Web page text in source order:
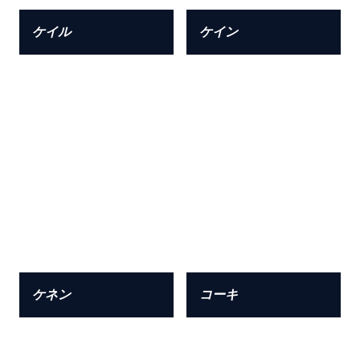
ケイル ケイン
ケネン コーキ